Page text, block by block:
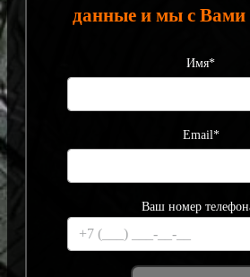
данные и мы с Вами
Имя*
Email*
Ваш номер